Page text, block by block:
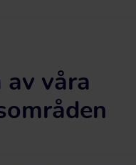
av våra